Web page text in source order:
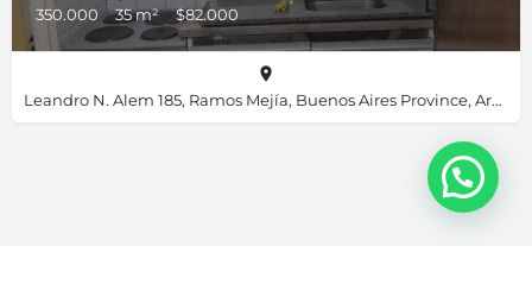
350.000 35 m² $82.000
Leandro N. Alem 185, Ramos Mejía, Buenos Aires Province, Argentina, -34.64035, -58.56579